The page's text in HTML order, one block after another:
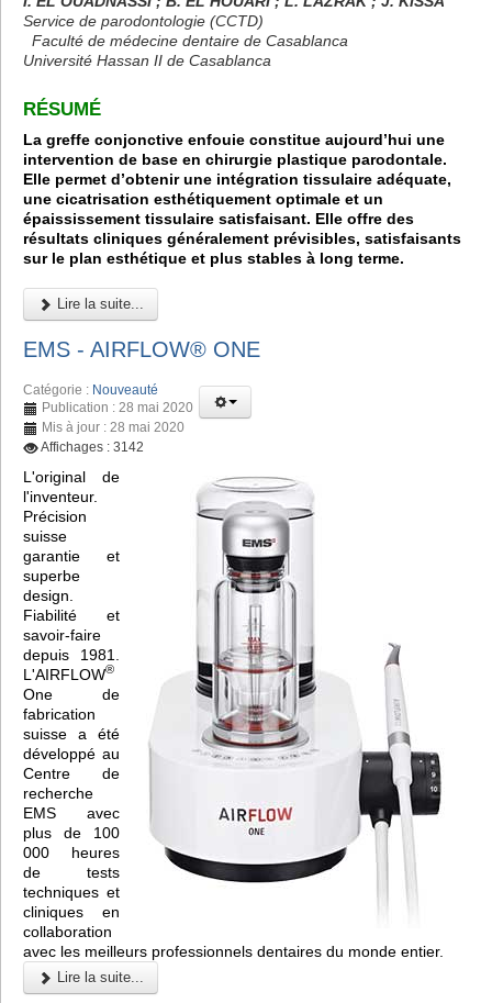
Service de parodontologie (CCTD)
Faculté de médecine dentaire de Casablanca
Université Hassan II de Casablanca
RÉSUMÉ
La greffe conjonctive enfouie constitue aujourd’hui une
intervention de base en chirurgie plastique parodontale.
Elle permet d’obtenir une intégration tissulaire adéquate,
une cicatrisation esthétiquement optimale et un
épaississement tissulaire satisfaisant. Elle offre des
résultats cliniques généralement prévisibles, satisfaisants
sur le plan esthétique et plus stables à long terme.
Lire la suite...
EMS - AIRFLOW® ONE
Catégorie : Nouveauté
Publication : 28 mai 2020
Mis à jour : 28 mai 2020
Affichages : 3142
L'original de
l'inventeur.
Précision
suisse
garantie et
superbe
design.
Fiabilité et
savoir-faire
depuis 1981.
L'AIRFLOW®
One de
fabrication
suisse a été
développé au
Centre de
recherche
EMS avec
plus de 100
000 heures
de tests
techniques et
cliniques en
collaboration
avec les meilleurs professionnels dentaires du monde entier.
Lire la suite...